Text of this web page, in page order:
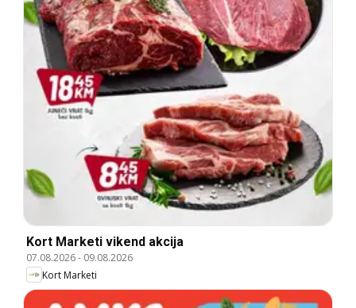
Kort Marketi vikend akcija
07.08.2026- 09.08.2026
Kort Marketi